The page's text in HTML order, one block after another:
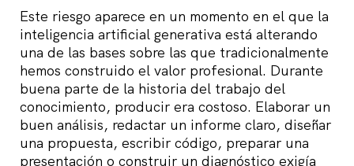
Este riesgo aparece en un momento en el que la
inteligencia artificial generativa está alterando
una de las bases sobre las que tradicionalmente
hemos construido el valor profesional. Durante
buena parte de la historia del trabajo del
conocimiento, producir era costoso. Elaborar un
buen análisis, redactar un informe claro, diseñar
una propuesta, escribir código, preparar una
presentación o construir un diagnóstico exigía